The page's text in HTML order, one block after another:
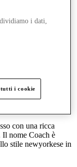
con una ricca
Il nome Coach è
stile newyorkese in
i dati,
i cookie